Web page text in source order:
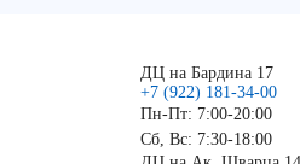
ДЦ на Бардина 17
+7 (922) 181-34-00
Пн-Пт: 7:00-20:00
Сб, Вс: 7:30-18:00